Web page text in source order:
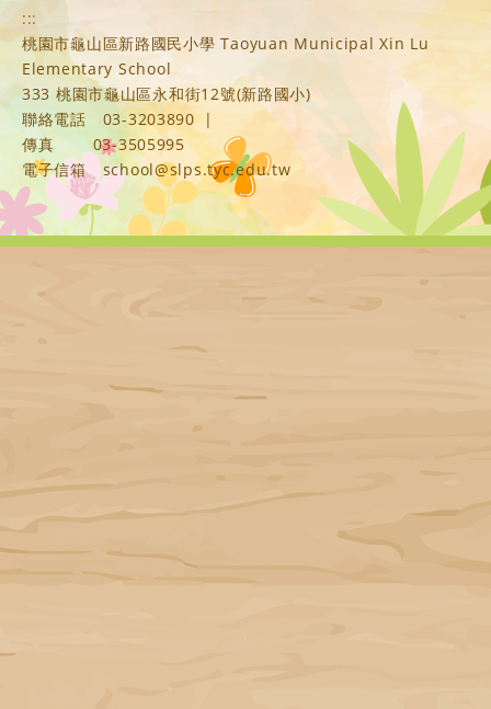
:::
桃園市龜山區新路國民小學 Taoyuan Municipal Xin Lu
Elementary School
333 桃園市龜山區永和街12號(新路國小)
聯絡電話
03-3203890
|
傳真
03-3505995
電子信箱
school@slps.tyc.edu.tw